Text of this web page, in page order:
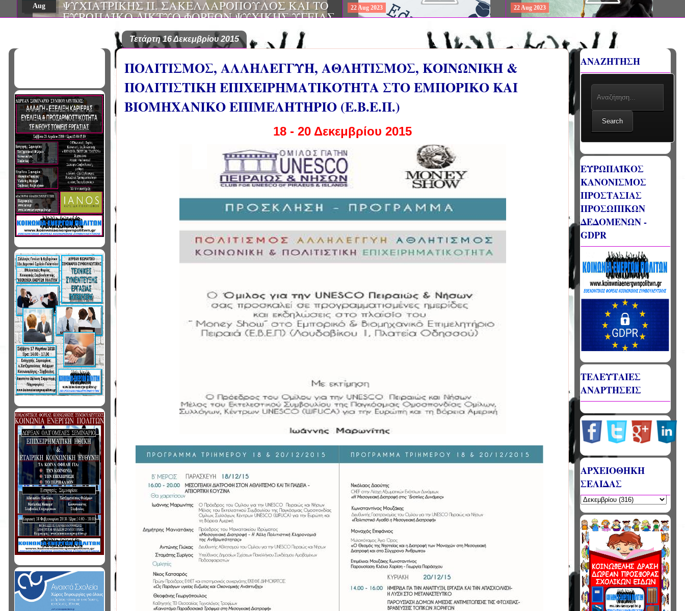
ΠΑΘΟΛΟΓΟΣ", ΑΠΟ ΤΗΝ ΕΤΑΙΡΕΙΑ
ΠΑΘΟΛΟΓΙΑΣ ΒΟΡΕΙΟΔΥΤΙΚΗΣ ΕΛΛΑΔΟΣ ΚΑΙ
ΤΙΣ Α' & Β' ΠΑΝΕΠΙΣΤΗΜΙΑΚΕΣ ΠΑΘΟΛΟΓΙΚΕΣ
ΚΛΙΝΙΚΕΣ ΠΓΝΙ
Mar 22Aug 2023 22Aug 2023
Τετάρτη 16 Δεκεμβρίου 2015
ΠΟΛΙΤΙΣΜΟΣ, ΑΛΛΗΛΕΓΓΥΗ, ΑΘΛΗΤΙΣΜΟΣ, ΚΟΙΝΩΝΙΚΗ &
ΠΟΛΙΤΙΣΤΙΚΗ ΕΠΙΧΕΙΡΗΜΑΤΙΚΟΤΗΤΑ ΣΤΟ ΕΜΠΟΡΙΚΟ ΚΑΙ
ΒΙΟΜΗΧΑΝΙΚΟ ΕΠΙΜΕΛΗΤΗΡΙΟ (Ε.Β.Ε.Π.)
18 - 20 Δεκεμβρίου 2015
ΑΝΑΖΗΤΗΣΗ
Search
ΕΥΡΩΠΑΪΚΟΣ
ΚΑΝΟΝΙΣΜΟΣ
ΠΡΟΣΤΑΣΙΑΣ
ΠΡΟΣΩΠΙΚΩΝ
ΔΕΔΟΜΕΝΩΝ -
GDPR
ΤΕΛΕΥΤΑΙΕΣ
ΑΝΑΡΤΗΣΕΙΣ
ΑΡΧΕΙΟΘΗΚΗ
ΣΕΛΙΔΑΣ